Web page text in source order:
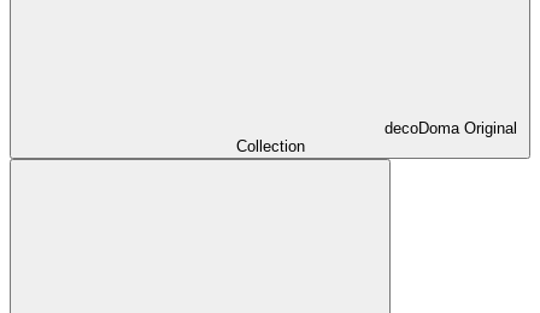
decoDoma Original
Collection